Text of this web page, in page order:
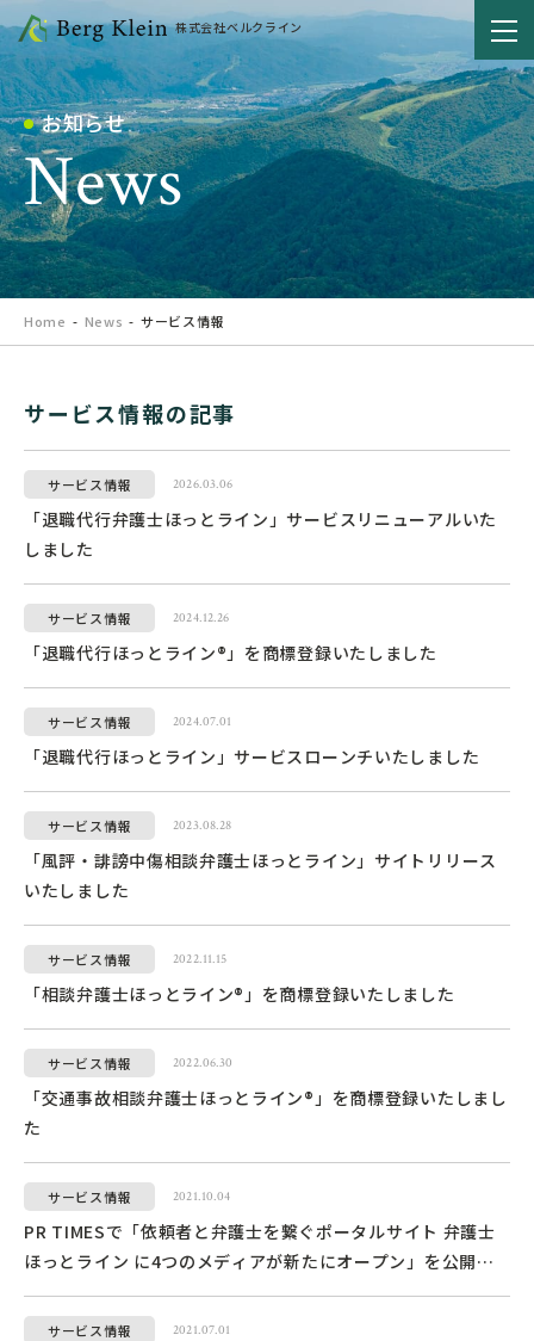
株式会社ベルクライン
お知らせ
News
Home News サービス情報
サービス情報の記事
サービス情報 2026.03.06
「退職代行弁護士ほっとライン」サービスリニューアルいた
しました
サービス情報 2024.12.26
「退職代行ほっとライン®」を商標登録いたしました
サービス情報 2024.07.01
「退職代行ほっとライン」サービスローンチいたしました
サービス情報 2023.08.28
「風評・誹謗中傷相談弁護士ほっとライン」サイトリリース
いたしました
サービス情報 2022.11.15
「相談弁護士ほっとライン®」を商標登録いたしました
サービス情報 2022.06.30
「交通事故相談弁護士ほっとライン®」を商標登録いたしまし
た
サービス情報 2021.10.04
PR TIMESで「依頼者と弁護士を繋ぐポータルサイト 弁護士
ほっとライン に4つのメディアが新たにオープン」を公開い
たしました
サービス情報 2021.07.01